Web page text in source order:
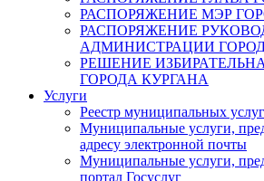
РАСПОРЯЖЕНИЕ МЭР
РАСПОРЯЖЕНИЕ
АДМИНИСТРАЦИИ
РЕШЕНИЕ
ГОРОДА КУРГАНА
Услуги
Реестр муниципальных услуг
Муниципальные услуги,
адресу электронной почты
Муниципальные услуги,
портал Госуслуг